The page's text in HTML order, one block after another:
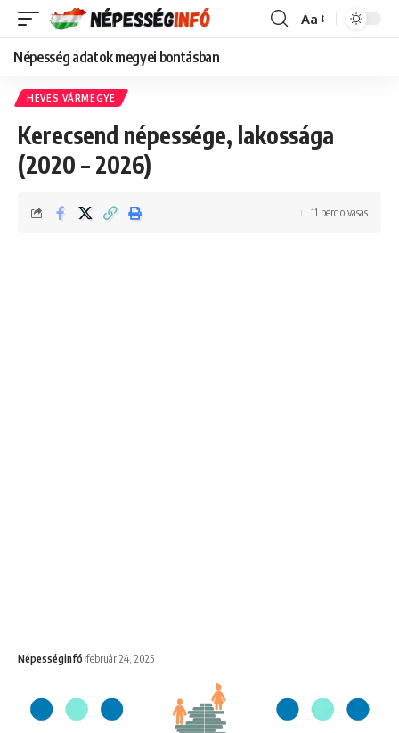
Font
Aa
Népesség adatok megyei bontásban
HEVES VÁRMEGYE
Kerecsend népessége, lakossága
(2020 – 2026)
Népességinfó február 24, 2025
11 perc olvasás